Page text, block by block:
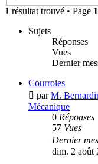
1 résultat trouvé • Page 1
Sujets
Réponses
Vues
Dernier
Courroies
parM.
Mécanique
0 Réponses
57 Vues
Dernier
dim. 2 août